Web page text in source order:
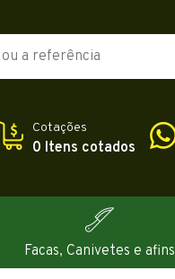
Cotações
0 Itens cotados
Facas, Canivetes e afins